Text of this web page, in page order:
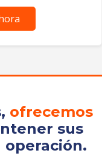
ofrecemos
sus